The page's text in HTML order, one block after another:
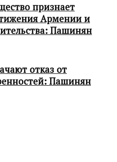
признает
Армении и
Пашинян
отказ от
Пашинян